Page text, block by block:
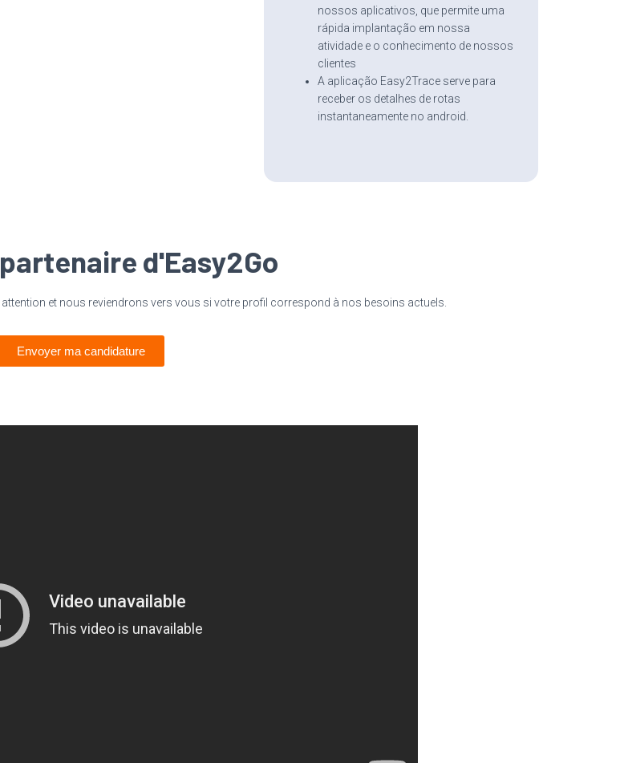
nossos aplicativos, que permite uma
rápida implantação em nossa
atividade e o conhecimento de nossos
clientes
A aplicação Easy2Trace serve para
receber os detalhes de rotas
instantaneamente no android.
d'Easy2Go
et nous reviendrons vers vous si votre profil correspond à nos besoins actuels.
Envoyer ma candidature